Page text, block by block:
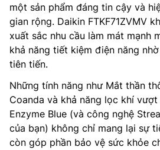
một sản phẩm đáng tin cậy và
gian rộng. Daikin FTKF71ZVMV
xuất sắc nhu cầu làm mát mạnh
khả năng tiết kiệm điện năng
tiên tiến.
Những tính năng như Mắt thần
Coanda và khả năng lọc khí
Enzyme Blue (và công nghệ
của bạn) không chỉ mang lại sự
còn góp phần bảo vệ sức khỏe